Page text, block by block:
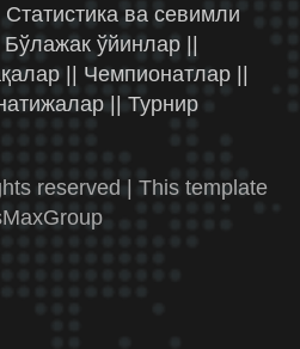
ва севимли
ўйинлар ||
|| Чемпионатлар ||
|| Турнир
reserved | This template